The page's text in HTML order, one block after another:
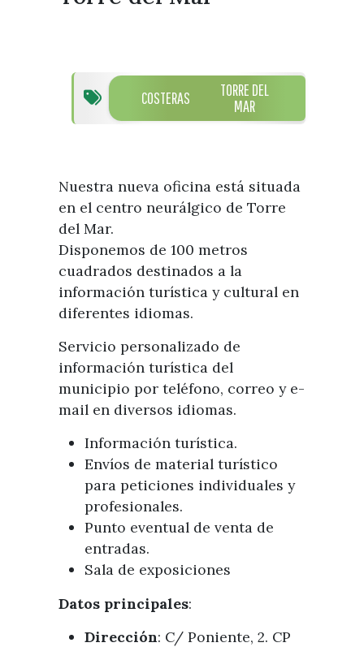
Historia
Sectores
Empresas de subtropicales
Visitas
Fiestas de singularidad turística
Semana Santa de Vélez-
Encuestas
COSTERAS
TORRE DEL
MAR
Nuestra nueva oficina está situada
en el centro neurálgico de Torre
del Mar.
Disponemos de 100 metros
cuadrados destinados a la
información turística y cultural en
diferentes idiomas.
Servicio personalizado de
información turística del
municipio por teléfono, correo y e-
mail en diversos idiomas.
Información turística.
Envíos de material turístico
para peticiones individuales y
profesionales.
Punto eventual de venta de
entradas.
Sala de exposiciones
Datos principales:
Dirección: C/ Poniente, 2. CP